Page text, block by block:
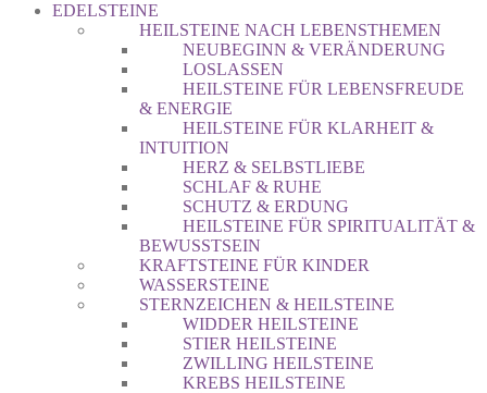
EDELSTEINE
HEILSTEINE NACH LEBENSTHEMEN
NEUBEGINN & VERÄNDERUNG
LOSLASSEN
HEILSTEINE FÜR LEBENSFREUDE
& ENERGIE
HEILSTEINE FÜR KLARHEIT &
INTUITION
HERZ & SELBSTLIEBE
SCHLAF & RUHE
SCHUTZ & ERDUNG
HEILSTEINE FÜR SPIRITUALITÄT &
BEWUSSTSEIN
KRAFTSTEINE FÜR KINDER
WASSERSTEINE
STERNZEICHEN & HEILSTEINE
WIDDER HEILSTEINE
STIER HEILSTEINE
ZWILLING HEILSTEINE
KREBS HEILSTEINE